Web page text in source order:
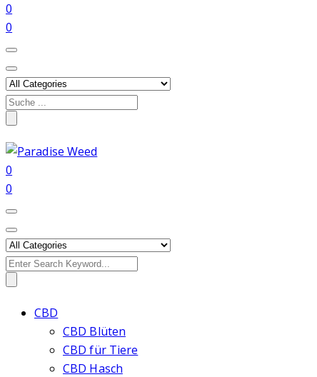
0
0
Search
0
0
Search
CBD
CBD Blüten
CBD für Tiere
CBD Hasch